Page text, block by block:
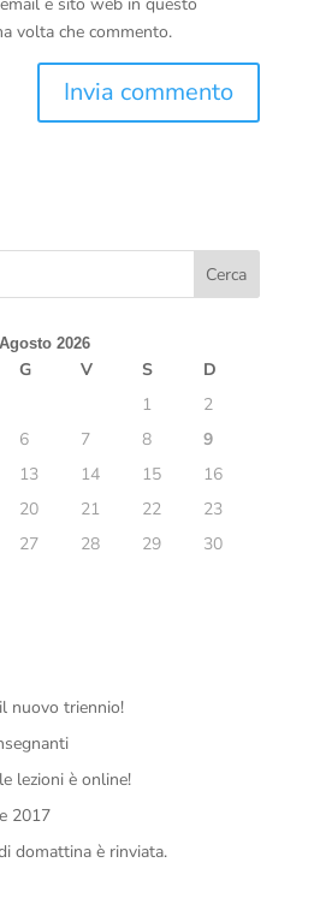
e sito web in questo
volta che commento.
Agosto 2026
G V S
D
1
2
6 7 8
9
13 14 15
16
20 21 22
23
27 28 29
30
nuovo triennio!
lezioni è online!
2017
domattina è rinviata.